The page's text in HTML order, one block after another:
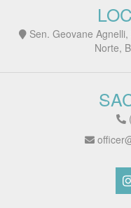
Sen. Geovane
Norte,